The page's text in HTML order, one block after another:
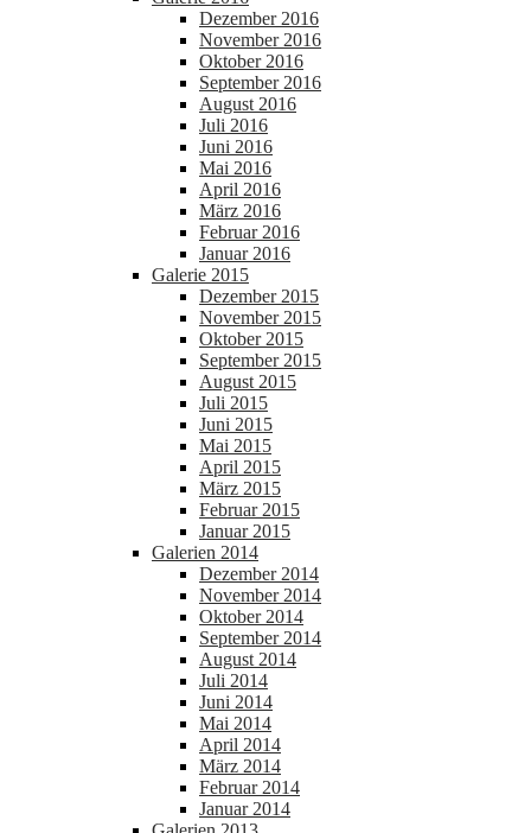
Dezember 2016
November 2016
Oktober 2016
September 2016
August 2016
Juli 2016
Juni 2016
Mai 2016
April 2016
März 2016
Februar 2016
Januar 2016
Galerie 2015
Dezember 2015
November 2015
Oktober 2015
September 2015
August 2015
Juli 2015
Juni 2015
Mai 2015
April 2015
März 2015
Februar 2015
Januar 2015
Galerien 2014
Dezember 2014
November 2014
Oktober 2014
September 2014
August 2014
Juli 2014
Juni 2014
Mai 2014
April 2014
März 2014
Februar 2014
Januar 2014